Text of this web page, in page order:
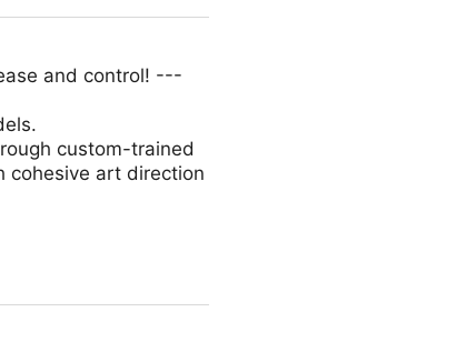
and control! ---
custom-trained
cohesive art direction